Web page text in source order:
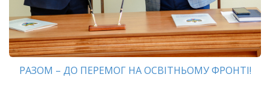
РАЗОМ – ДО ПЕРЕМОГ НА ОСВІТНЬОМУ ФРОНТІ!